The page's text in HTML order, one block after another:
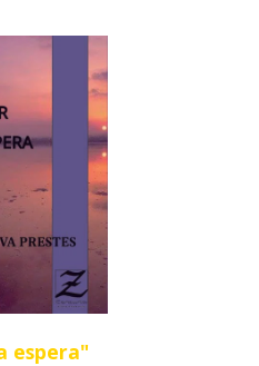
espera"